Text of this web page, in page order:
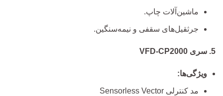
ماشین‌آلات چاپ.
جرثقیل‌های سقفی و نیمه‌سنگین.
5. سری VFD-CP2000
ویژگی‌ها:
مد کنترلی Sensorless Vector